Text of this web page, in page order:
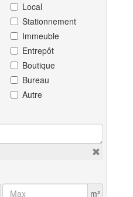
Local
Stationnement
Immeuble
Entrepôt
Boutique
Bureau
Autre
m²